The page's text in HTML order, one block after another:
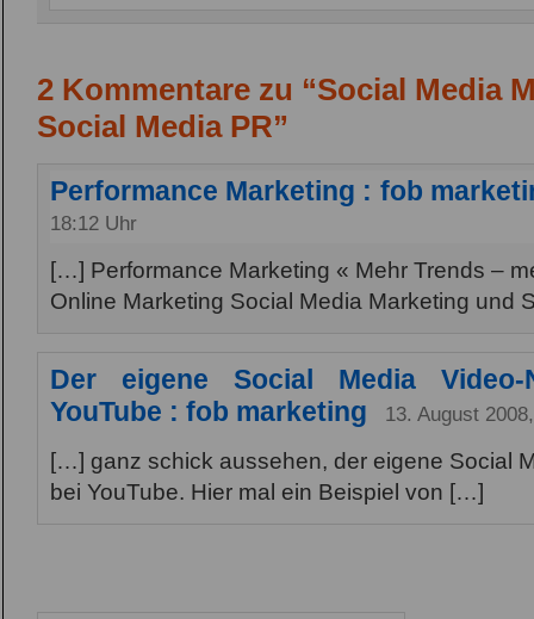
2 Kommentare zu “Social Media
Social Media PR”
Performance Marketing : fob
18:12 Uhr
[…] Performance Marketing « Mehr Trends –
Online Marketing Social Media Marketing und
Der eigene Social Media Video-
YouTube : fob marketing
13. August
[…] ganz schick aussehen, der eigene Social
bei YouTube. Hier mal ein Beispiel von […]